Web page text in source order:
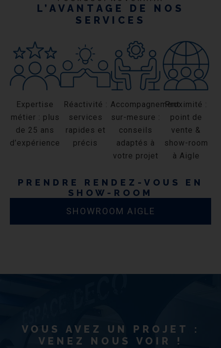
L’AVANTAGE DE NOS
SERVICES
Expertise
métier : plus
de 25 ans
d’expérience
Réactivité :
services
rapides et
précis
Accompagnement
sur-mesure :
conseils
adaptés à
votre projet
Proximité :
point de
vente &
show-room
à Aigle
PRENDRE RENDEZ-VOUS EN
SHOW-ROOM
SHOWROOM AIGLE
VOUS AVEZ UN PROJET :
VENEZ NOUS VOIR !